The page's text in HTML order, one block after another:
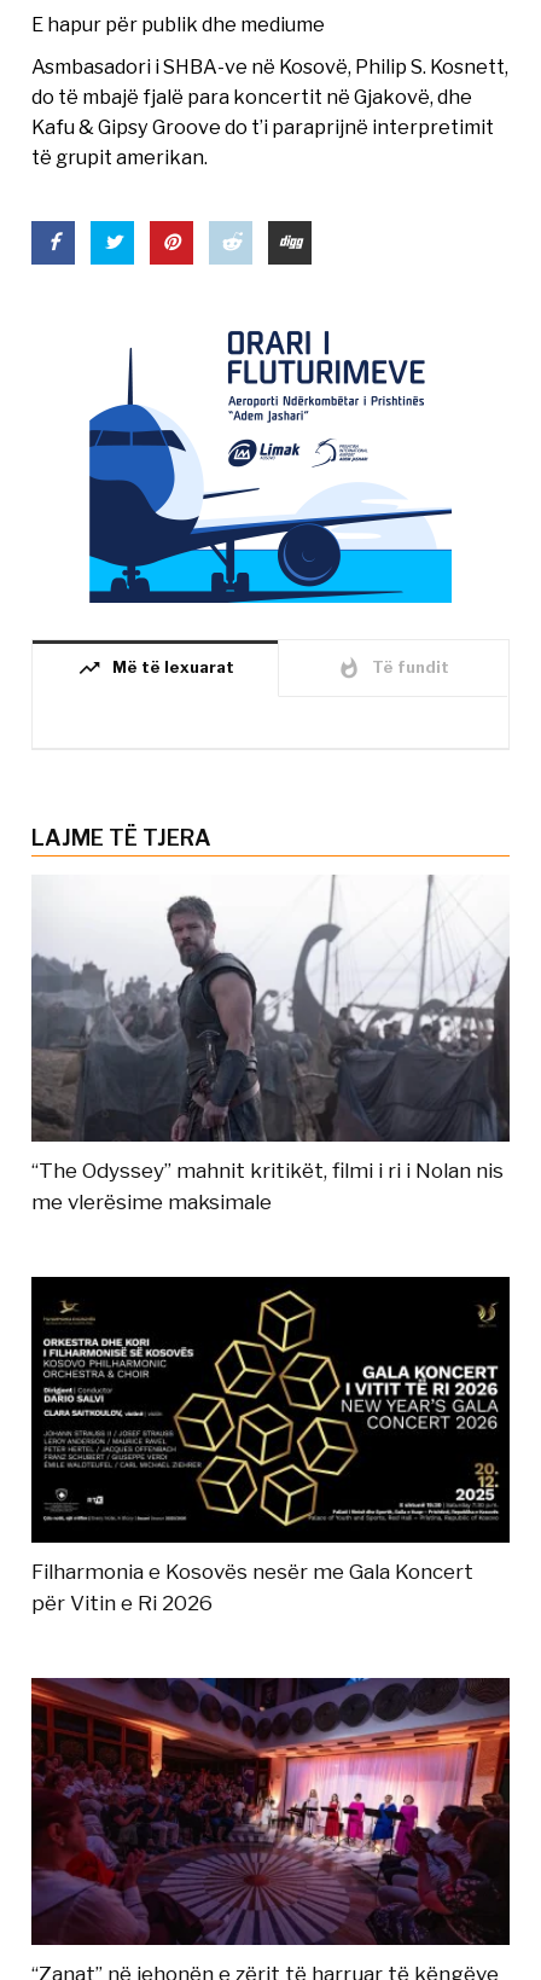
E hapur për publik dhe mediume
Asmbasadori i SHBA-ve në Kosovë, Philip S. Kosnett,
do të mbajë fjalë para koncertit në Gjakovë, dhe
Kafu & Gipsy Groove do t’i paraprijnë interpretimit
të grupit amerikan.
trending_up Më të lexuarat whatshot Të fundit
LAJME TË TJERA
“The Odyssey” mahnit kritikët, filmi i ri i Nolan nis
me vlerësime maksimale
Filharmonia e Kosovës nesër me Gala Koncert
për Vitin e Ri 2026
“Zanat” në jehonën e zërit të harruar të këngëve